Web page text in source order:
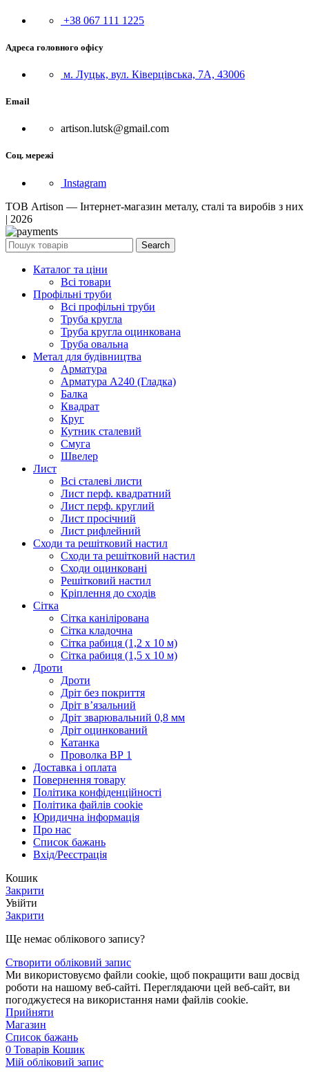
+38 067 111 1225
Адреса головного офісу
м. Луцьк, вул. Ківерцівська, 7А, 43006
Email
artison.lutsk@gmail.com
Соц. мережі
Instagram
ТОВ Artison — Інтернет-магазин металу, сталі та виробів з них
| 2026
Search
Каталог та ціни
Всі товари
Профільні труби
Всі профільні труби
Труба кругла
Труба кругла оцинкована
Труба овальна
Метал для будівництва
Арматура
Арматура А240 (Гладка)
Балка
Квадрат
Круг
Кутник сталевий
Смуга
Швелер
Лист
Всі сталеві листи
Лист перф. квадратний
Лист перф. круглий
Лист просічний
Лист рифлейний
Сходи та решітковий настил
Сходи та решітковий настил
Сходи оцинковані
Решітковий настил
Кріплення до сходів
Сітка
Сітка канілірована
Сітка кладочна
Сітка рабиця (1,2 x 10 м)
Сітка рабиця (1,5 x 10 м)
Дроти
Дроти
Дріт без покриття
Дріт в’язальний
Дріт зварювальний 0,8 мм
Дріт оцинкований
Катанка
Проволка ВР 1
Доставка і оплата
Повернення товару
Політика конфіденційності
Політика файлів cookie
Юридична інформація
Про нас
Список бажань
Вхід/Реєстрація
Кошик
Закрити
Увійти
Закрити
Ще немає облікового запису?
Створити обліковий запис
Ми використовуємо файли cookie, щоб покращити ваш досвід
роботи на нашому веб-сайті. Переглядаючи цей веб-сайт, ви
погоджуєтеся на використання нами файлів cookie.
Прийняти
Магазин
Список бажань
0 Товарів Кошик
Мій обліковий запис